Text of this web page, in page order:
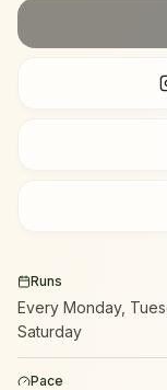
Runs
Every Monday,
Saturday
Pace